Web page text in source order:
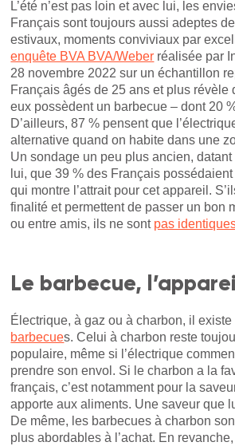
L’été n’est pas loin et avec lui, les
Français sont toujours aussi adeptes
estivaux, moments conviviaux par
enquête BVA BVA/Weber réalisée par
28 novembre 2022 sur un échantillon
Français âgés de 25 ans et plus révèle
eux possèdent un barbecue – dont 20
D’ailleurs, 87 % pensent que
alternative quand on habite dans une
Un sondage un peu plus ancien,
lui, que 39 % des Français
qui montre l’attrait pour cet appareil.
finalité et permettent de passer un bon
ou entre amis, ils ne sont pas
Le barbecue,
Électrique, à gaz ou à charbon, il
barbecues. Celui à charbon reste
populaire, même si l’électrique
prendre son envol. Si le charbon a la
français, c’est notamment pour la
apporte aux aliments. Une saveur que
De même, les barbecues à charbon
plus abordables à l’achat. En